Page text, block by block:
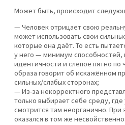
Может быть, происходит
— Человек отрицает свою
может использовать свои
которые она даёт. То есть
у него — минимум способностей,
идентичности и слепое пятно по
образа говорит об искажённом
сильных/слабых сторонах;
— Из-за некорректного
только выбирает себе среду,
смотрится там неорганично.
оказался в том же